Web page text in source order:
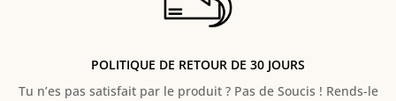
POLITIQUE DE RETOUR DE 30 JOURS
Tu n’es pas satisfait par le produit ? Pas de Soucis ! Rends-le